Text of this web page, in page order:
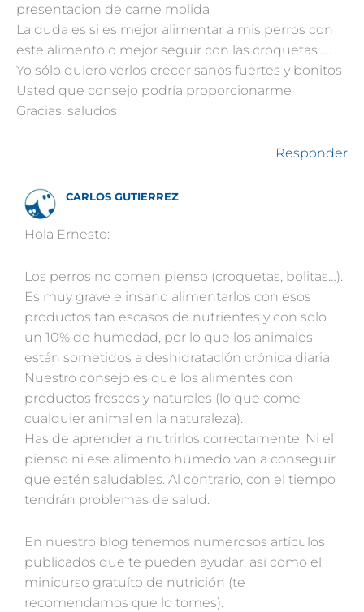
presentacion de carne molida
La duda es si es mejor alimentar a mis perros con
este alimento o mejor seguir con las croquetas ….
Yo sólo quiero verlos crecer sanos fuertes y bonitos
Usted que consejo podría proporcionarme
Gracias, saludos
Responder
CARLOS GUTIERREZ
Hola Ernesto:
Los perros no comen pienso (croquetas, bolitas…).
Es muy grave e insano alimentarlos con esos
productos tan escasos de nutrientes y con solo
un 10% de humedad, por lo que los animales
están sometidos a deshidratación crónica diaria.
Nuestro consejo es que los alimentes con
productos frescos y naturales (lo que come
cualquier animal en la naturaleza).
Has de aprender a nutrirlos correctamente. Ni el
pienso ni ese alimento húmedo van a conseguir
que estén saludables. Al contrario, con el tiempo
tendrán problemas de salud.
En nuestro blog tenemos numerosos artículos
publicados que te pueden ayudar, así como el
minicurso gratuíto de nutrición (te
recomendamos que lo tomes).